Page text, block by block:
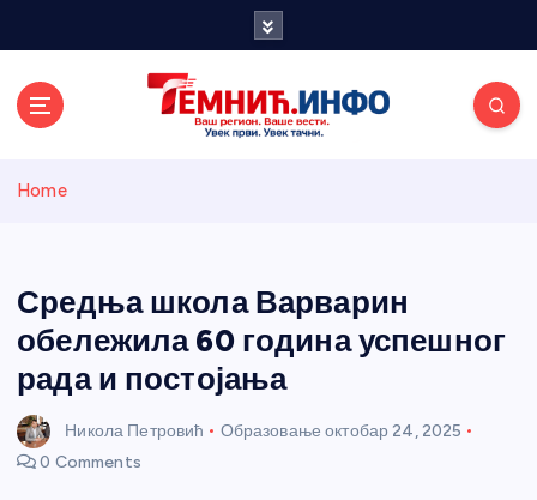
и портал
Home
Средња школа Варварин
обележила 60 година успешног
рада и постојања
Никола Петровић Образовање октобар 24, 2025
0 Comments